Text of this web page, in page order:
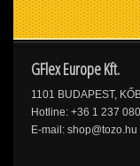
GFlex Europe Kft.
1101 BUDAPEST,
Hotline: +36 1 237
E-mail: shop@tozo.hu